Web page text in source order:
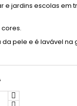
e jardins escolas em
cores.
da pele e é lavável na